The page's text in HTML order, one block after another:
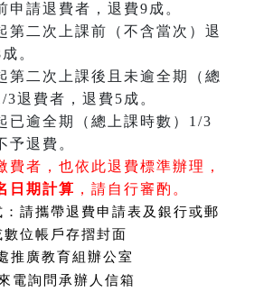
申請退費者，退費9成。
第二次上課前（不含當次）退
。
第二次上課後且未逾全期（總
3退費者，退費5成。
已逾全期（總上課時數）1/3
予退費。
費者，也依此退費標準辦理，
日期計算 ，請自行審酌。
請攜帶退費申請表及銀行或郵
數位帳戶存摺封面
推廣教育組辦公室
電詢問承辦人信箱